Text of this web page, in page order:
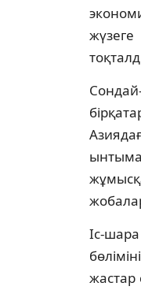
Іс-
жастар